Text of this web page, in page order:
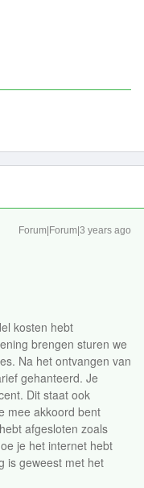
Forum|Forum|3 years ago
kosten hebt
brengen sturen we
Na het ontvangen van
gehanteerd. Je
Dit staat ook
mee akkoord bent
afgesloten zoals
je het internet hebt
is geweest met het